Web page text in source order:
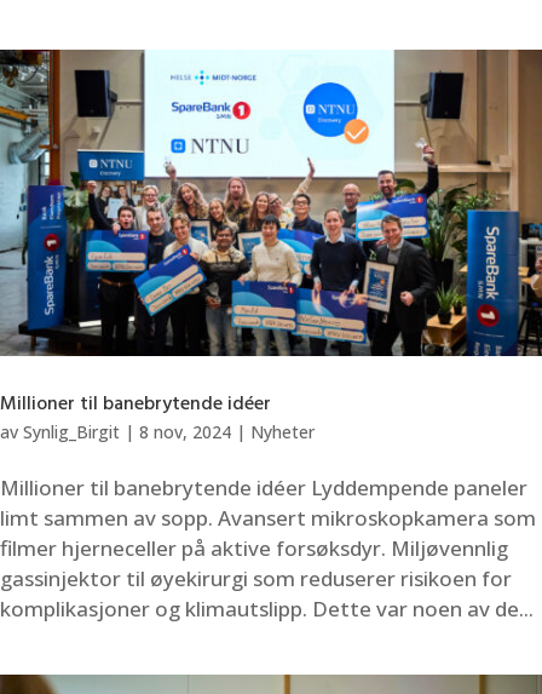
Millioner til banebrytende idéer
av Synlig_Birgit | 8 nov, 2024 | Nyheter
Millioner til banebrytende idéer Lyddempende paneler
limt sammen av sopp. Avansert mikroskopkamera som
filmer hjerneceller på aktive forsøksdyr. Miljøvennlig
gassinjektor til øyekirurgi som reduserer risikoen for
komplikasjoner og klimautslipp. Dette var noen av de...